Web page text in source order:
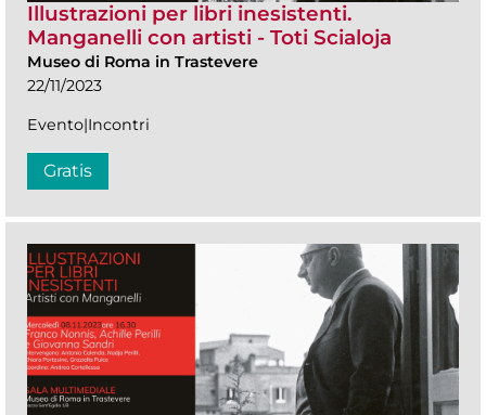
Illustrazioni per libri inesistenti.
Manganelli con artisti - Toti Scialoja
Museo di Roma in Trastevere
22/11/2023
Evento|Incontri
Gratis